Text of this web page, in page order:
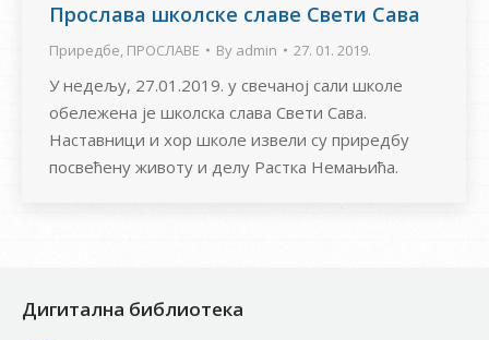
Прослава школске славе Свети Сава
Приредбе, ПРОСЛАВЕ By admin 27. 01. 2019.
У недељу, 27.01.2019. у свечаној сали школе
обележена је школска слава Свети Сава.
Наставници и хор школе извели су приредбу
посвећену животу и делу Растка Немањића.
Дигитална библиотека